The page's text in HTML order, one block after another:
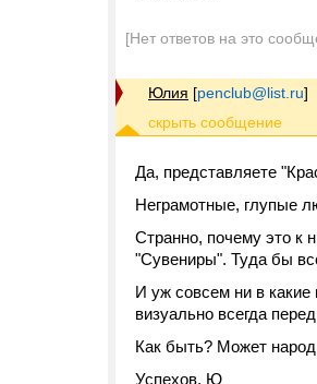
[Нет ответов на это
Юлия [penclub@list.ru]
Да, представляете
Неграмотные, глупые
Странно, почему это к
"Сувениры". Туда бы
И уж совсем ни в какие
визуально всегда
Как быть? Может
Успехов, Ю